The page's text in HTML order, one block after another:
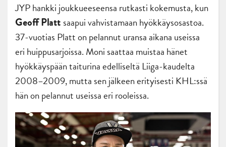
JYP hankki joukkueeseensa rutkasti kokemusta, kun
Geoff Platt saapui vahvistamaan hyökkäysosastoa.
37-vuotias Platt on pelannut uransa aikana useissa
eri huippusarjoissa. Moni saattaa muistaa hänet
hyökkäyspään taiturina edelliseltä Liiga-kaudelta
2008–2009, mutta sen jälkeen erityisesti KHL:ssä
hän on pelannut useissa eri rooleissa.